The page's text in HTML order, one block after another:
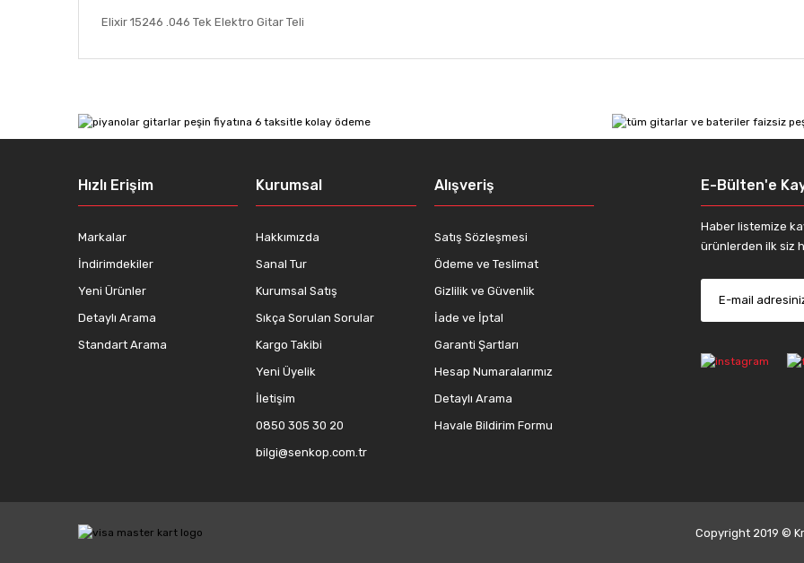
Elixir 15246 .046 Tek Elektro Gitar Teli
Yorum Yaz
Görüş ve önerileriniz için teşekkür ederiz.
Ürün açıklamasında eksik bilgiler bulunuyor.
Ürün fiyatı diğer sitelerden daha pahalı.
Hızlı Erişim
Markalar
İndirimdekiler
Yeni Ürünler
Detaylı Arama
Standart Arama
Kurumsal
Hakkımızda
Sanal Tur
Kurumsal Satış
Sıkça Sorulan Sorular
Kargo Takibi
Yeni Üyelik
İletişim
0850 305 30 20
bilgi@senkop.com.tr
Alışveriş
Satış Sözleşmesi
Ödeme ve Teslimat
Gizlilik ve Güvenlik
İade ve İptal
Garanti Şartları
Hesap Numaralarımız
Detaylı Arama
Havale Bildirim Formu
E-Bülten'e
Haber listemize
ürünlerden ilk siz
Copyright 2019 ©